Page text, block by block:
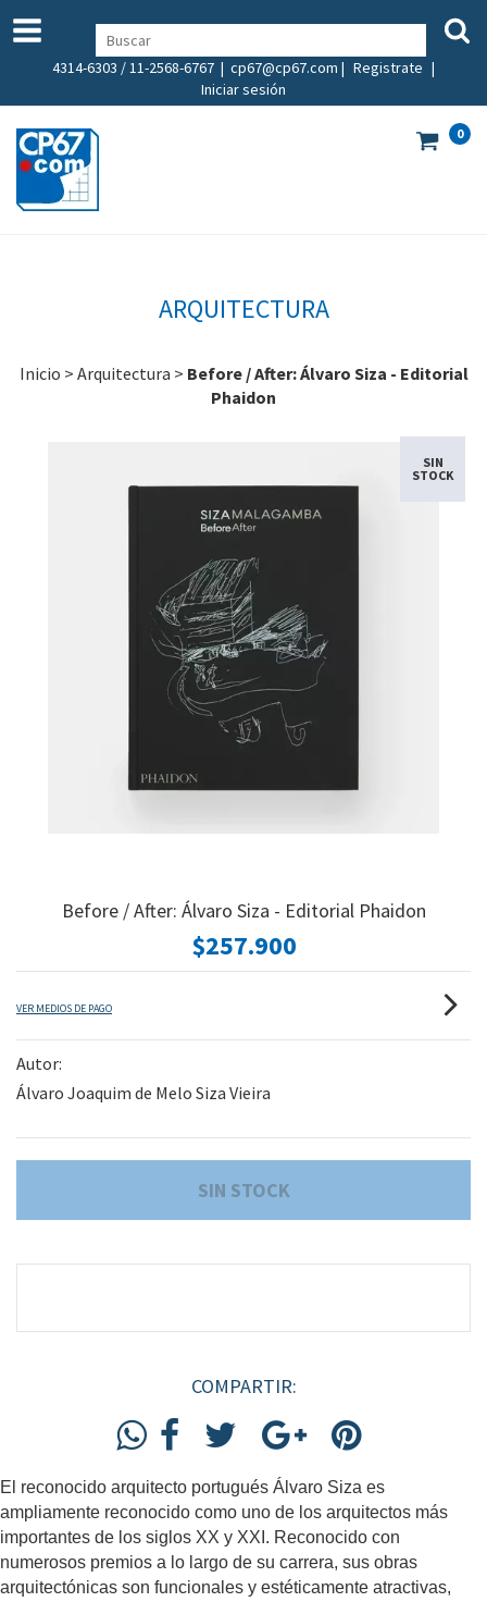
4314-6303 / 11-2568-6767 | cp67@cp67.com | Registrate |
Iniciar sesión
0
ARQUITECTURA
Inicio > Arquitectura > Before / After: Álvaro Siza - Editorial
Phaidon
SIN
STOCK
Before / After: Álvaro Siza - Editorial Phaidon
$257.900
VER MEDIOS DE PAGO
Autor:
Álvaro Joaquim de Melo Siza Vieira
COMPARTIR:
El reconocido arquitecto portugués Álvaro Siza es
ampliamente reconocido como uno de los arquitectos más
importantes de los siglos XX y XXI. Reconocido con
numerosos premios a lo largo de su carrera, sus obras
arquitectónicas son funcionales y estéticamente atractivas,